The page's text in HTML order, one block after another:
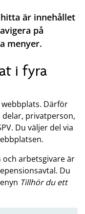
är innehållet
på
menyer.
i fyra
Därför
privatperson,
Du väljer del via
arbetsgivare är
Du
Tillhör du ett